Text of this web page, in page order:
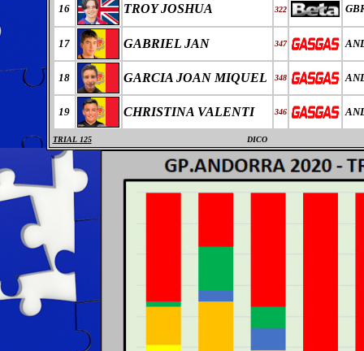
16 TROY JOSHUA 322
17 GABRIEL JAN 347
18 GARCIA JOAN MIQUEL 348
19 CHRISTINA VALENTI 346
TRIAL 125 DICO